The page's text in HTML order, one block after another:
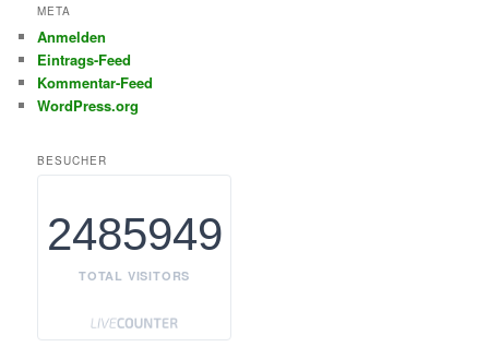
META
Anmelden
Eintrags-Feed
Kommentar-Feed
WordPress.org
BESUCHER
2485949
TOTAL VISITORS